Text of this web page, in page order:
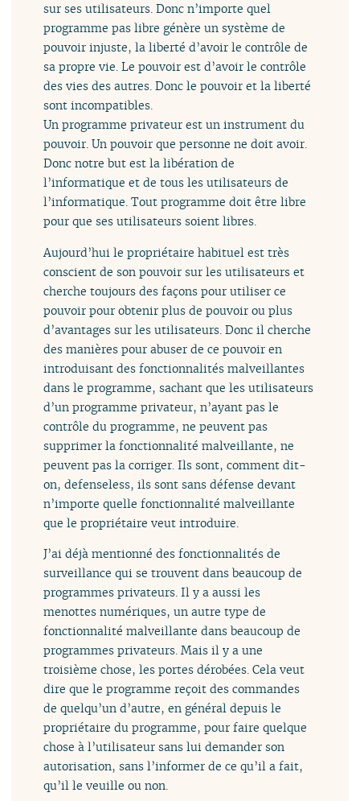
sur ses utilisateurs. Donc n’importe quel
programme pas libre génère un système de
pouvoir injuste, la liberté d’avoir le contrôle de
sa propre vie. Le pouvoir est d’avoir le contrôle
des vies des autres. Donc le pouvoir et la liberté
sont incompatibles.
Un programme privateur est un instrument du
pouvoir. Un pouvoir que personne ne doit avoir.
Donc notre but est la libération de
l’informatique et de tous les utilisateurs de
l’informatique. Tout programme doit être libre
pour que ses utilisateurs soient libres.
Aujourd’hui le propriétaire habituel est très
conscient de son pouvoir sur les utilisateurs et
cherche toujours des façons pour utiliser ce
pouvoir pour obtenir plus de pouvoir ou plus
d’avantages sur les utilisateurs. Donc il cherche
des manières pour abuser de ce pouvoir en
introduisant des fonctionnalités malveillantes
dans le programme, sachant que les utilisateurs
d’un programme privateur, n’ayant pas le
contrôle du programme, ne peuvent pas
supprimer la fonctionnalité malveillante, ne
peuvent pas la corriger. Ils sont, comment dit-
on, defenseless, ils sont sans défense devant
n’importe quelle fonctionnalité malveillante
que le propriétaire veut introduire.
J’ai déjà mentionné des fonctionnalités de
surveillance qui se trouvent dans beaucoup de
programmes privateurs. Il y a aussi les
menottes numériques, un autre type de
fonctionnalité malveillante dans beaucoup de
programmes privateurs. Mais il y a une
troisième chose, les portes dérobées. Cela veut
dire que le programme reçoit des commandes
de quelqu’un d’autre, en général depuis le
propriétaire du programme, pour faire quelque
chose à l’utilisateur sans lui demander son
autorisation, sans l’informer de ce qu’il a fait,
qu’il le veuille ou non.